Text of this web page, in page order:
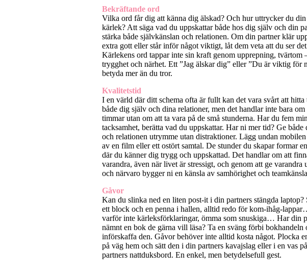
Bekräftande ord
Vilka ord får dig att känna dig älskad? Och hur uttrycker du din
kärlek? Att säga vad du uppskattar både hos dig själv och din
stärka både självkänslan och relationen. Om din partner klär
extra gott eller står inför något viktigt, låt dem veta att du ser
Kärlekens ord tappar inte sin kraft genom upprepning, tvärtom
trygghet och närhet. Ett ”Jag älskar dig” eller ”Du är viktig för
betyda mer än du tror.
Kvalitetstid
I en värld där ditt schema ofta är fullt kan det vara svårt att
både dig själv och dina relationer, men det handlar inte bara om
timmar utan om att ta vara på de små stunderna. Har du fem
tacksamhet, berätta vad du uppskattar. Har ni mer tid? Ge både
och relationen utrymme utan distraktioner. Lägg undan
av en film eller ett ostört samtal. De stunder du skapar formar
där du känner dig trygg och uppskattad. Det handlar om att
varandra, även när livet är stressigt, och genom att ge varandra
och närvaro bygger ni en känsla av samhörighet och
Gåvor
Kan du slinka ned en liten post-it i din partners stängda laptop?
ett block och en penna i hallen, alltid redo för kom-ihåg-
varför inte kärleksförklaringar, ömma som snuskiga… Har din
nämnt en bok de gärna vill läsa? Ta en sväng förbi bokhandeln
införskaffa den. Gåvor behöver inte alltid kosta något. Plocka
på väg hem och sätt den i din partners kavajslag eller i en vas
partners nattduksbord. En enkel, men betydelsefull gest.